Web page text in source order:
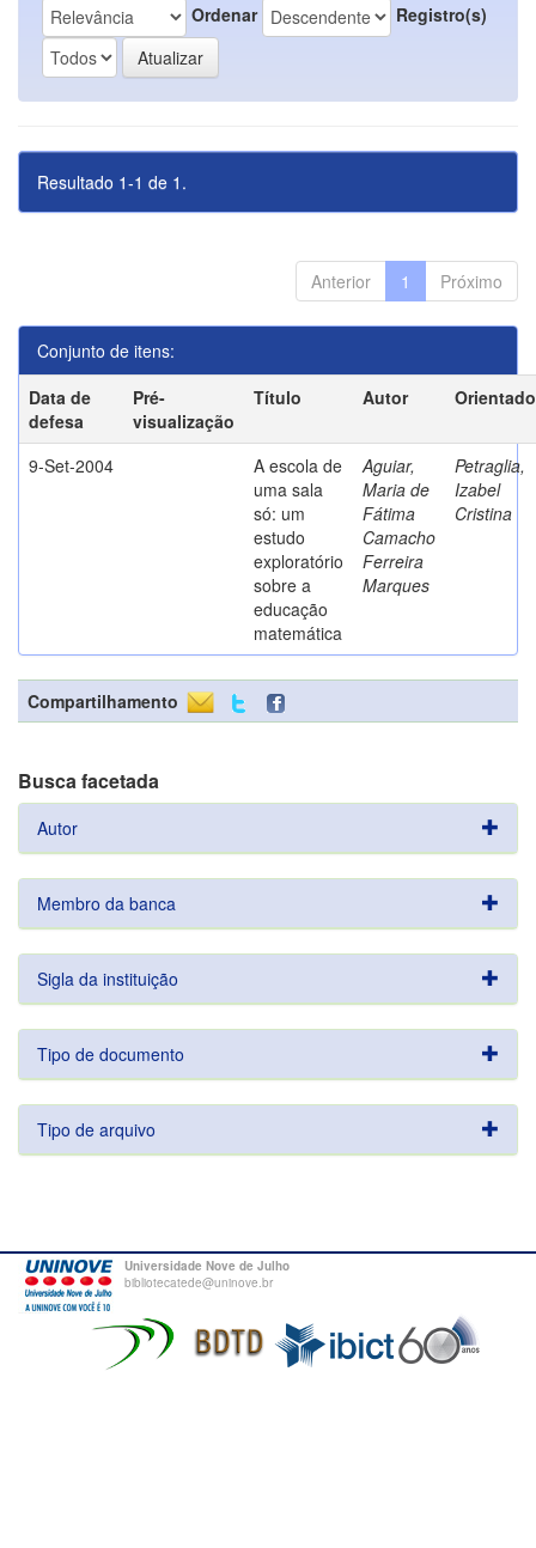
Ordenar Registro(s)
Resultado 1-1 de 1.
Anterior 1 Próximo
Conjunto de itens:
Data de
defesa
Pré-
visualização
Título Autor
9-Set-2004
A escola de
uma sala
só: um
estudo
exploratório
sobre a
educação
matemática
Aguiar,
Maria de
Fátima
Camacho
Ferreira
Marques
Petraglia,
Izabel
Cristina
Compartilhamento
Busca facetada
Autor
Membro da banca
Sigla da instituição
Tipo de documento
Tipo de arquivo
Universidade Nove de Julho
bibliotecatede@uninove.br